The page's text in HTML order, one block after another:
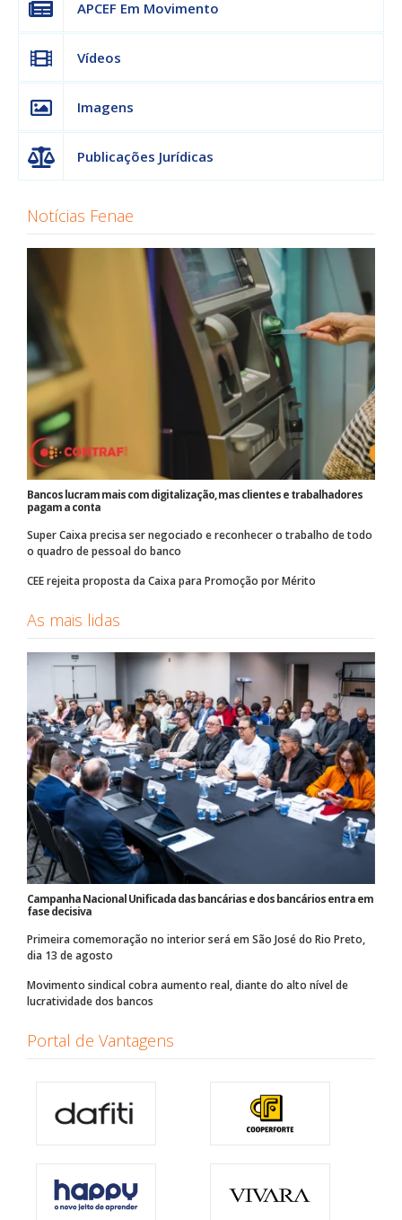
APCEF Em Movimento
Vídeos
Imagens
Publicações Jurídicas
Notícias Fenae
Bancos lucram mais com digitalização, mas clientes e trabalhadores
pagam a conta
Super Caixa precisa ser negociado e reconhecer o trabalho de todo
o quadro de pessoal do banco
CEE rejeita proposta da Caixa para Promoção por Mérito
As mais lidas
Campanha Nacional Unificada das bancárias e dos bancários entra em
fase decisiva
Primeira comemoração no interior será em São José do Rio Preto,
dia 13 de agosto
Movimento sindical cobra aumento real, diante do alto nível de
lucratividade dos bancos
Portal de Vantagens